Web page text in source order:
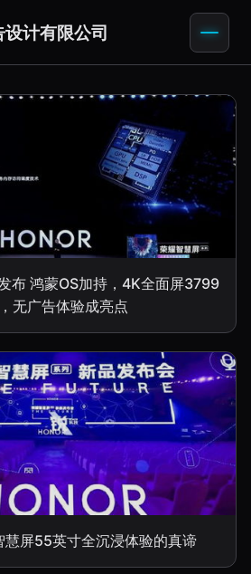
计有限公司
布 鸿蒙OS加持，4K全面屏3799
无广告体验成亮点
慧屏55英寸全沉浸体验的真谛